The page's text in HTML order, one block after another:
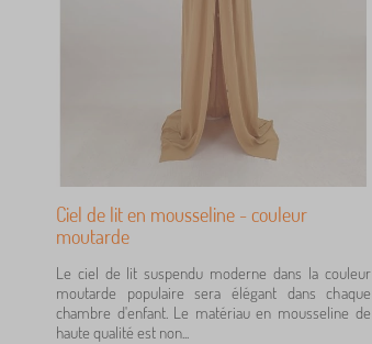
Ciel de lit en mousseline - couleur
moutarde
Le ciel de lit suspendu moderne dans la couleur
moutarde populaire sera élégant dans chaque
chambre d'enfant. Le matériau en mousseline de
haute qualité est non...